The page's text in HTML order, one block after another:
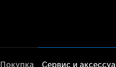
Покупка Сервис и